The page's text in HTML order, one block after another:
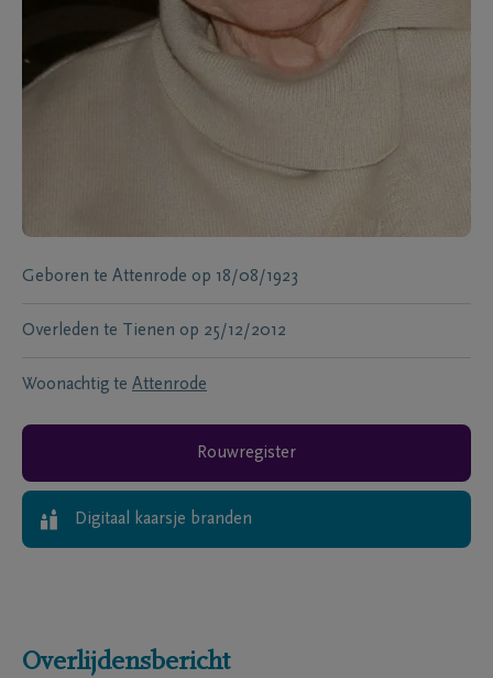
Geboren te Attenrode op 18/08/1923
Overleden te Tienen op 25/12/2012
Woonachtig te Attenrode
Rouwregister
Digitaal kaarsje branden
Overlijdensbericht